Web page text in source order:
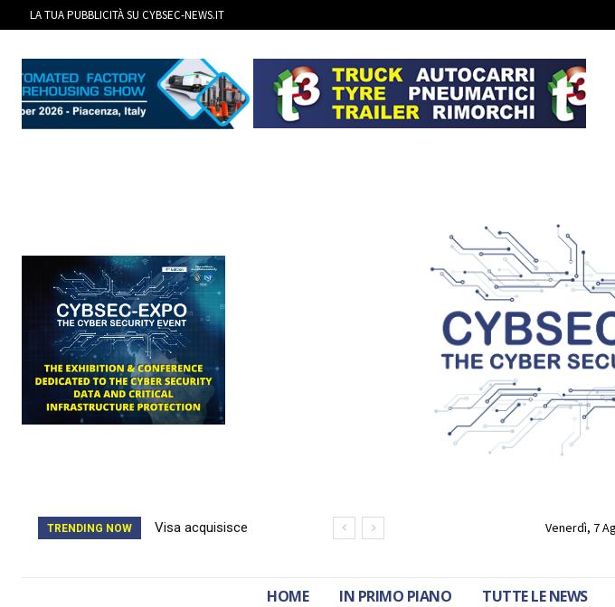
LA TUA PUBBLICITÀ SU CYBSEC-NEWS.IT
TRENDING NOW
Visa acquisisce
Il catasto della
Venerdì, 7
HOME IN PRIMO PIANO TUTTE LE NEWS